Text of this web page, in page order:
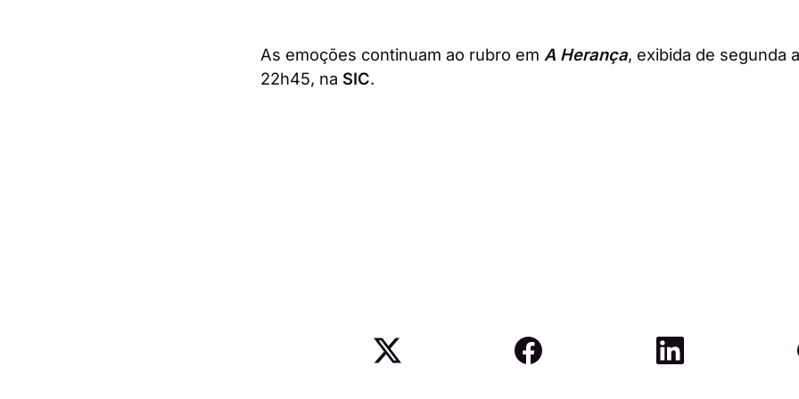
As emoções continuam ao rubro em A Herança, exibida de segunda
22h45, na SIC.